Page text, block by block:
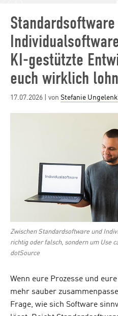
KI-gestützte
euch wirklich
Posted
17.07.2026 | von Stefanie Ungelenk
Zwischen Standardsoftware und
richtig oder falsch, sondern um Use
dotSource
Wenn eure Prozesse und
mehr sauber
Frage, wie sich Software